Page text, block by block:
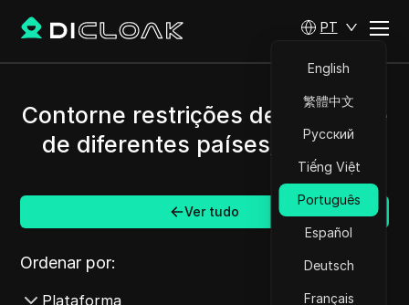
PT
English
繁體中文
Русский
Tiếng Việt
Português
Español
Deutsch
Français
Contorne restrições de Discord e
de diferentes países/regiões.
Ver tudo
Ordenar por:
Plataforma